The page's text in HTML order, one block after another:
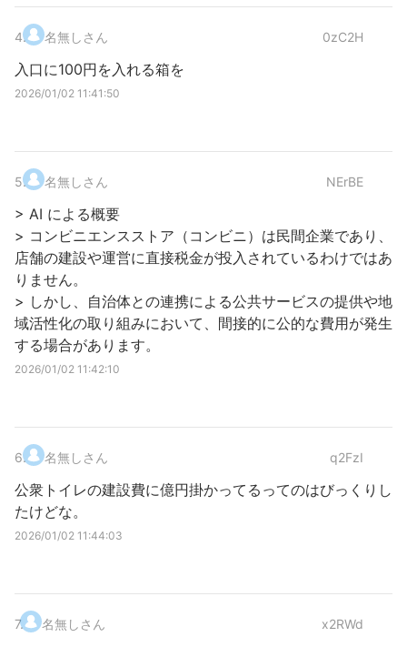
4. 名無しさん 0zC2H
入口に100円を入れる箱を
2026/01/02 11:41:50
5. 名無しさん NErBE
> AI による概要
> コンビニエンスストア（コンビニ）は民間企業であり、
店舗の建設や運営に直接税金が投入されているわけではあ
りません。
> しかし、自治体との連携による公共サービスの提供や地
域活性化の取り組みにおいて、間接的に公的な費用が発生
する場合があります。
2026/01/02 11:42:10
6. 名無しさん q2FzI
公衆トイレの建設費に億円掛かってるってのはびっくりし
たけどな。
2026/01/02 11:44:03
7. 名無しさん x2RWd